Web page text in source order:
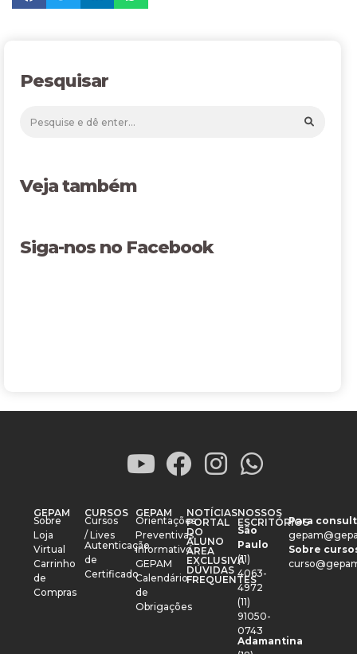
Pesquisar
Veja também
Siga-nos no Facebook
GEPAM
Sobre
Loja
Virtual
Carrinho
de
Compras
CURSOS
Cursos
/ Lives
Autenticação
de
Certificado
GEPAM
Orientações
Preventivas
Informativo
GEPAM
Calendário
de
Obrigações
NOTÍCIAS
PORTAL
DO
ALUNO
ÁREA
EXCLUSIVA
DÚVIDAS
FREQUENTES
NOSSOS
ESCRITÓRIOS
São
Paulo
(11)
4063-
4972
(11)
91050-
0743
Adamantina
Para
Sobre